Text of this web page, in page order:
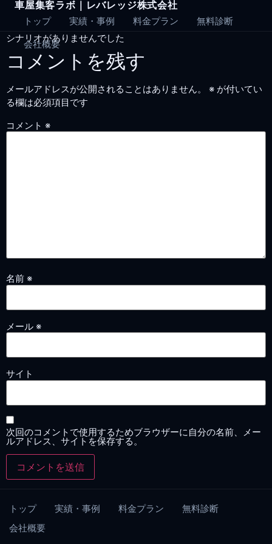
Skip
content
車屋集客ラボ｜レバレッジ株式会社
トップ 実績・事例 料金プラン
無料診断
会社概要
シナリオがありませんでした
コメントを残す
メールアドレスが公開されることはありません。 ※ が付いてい
る欄は必須項目です
コメント ※
名前 ※
メール ※
サイト
次回のコメントで使用するためブラウザーに自分の名前、メー
ルアドレス、サイトを保存する。
トップ 実績・事例 料金プラン
無料診断
会社概要